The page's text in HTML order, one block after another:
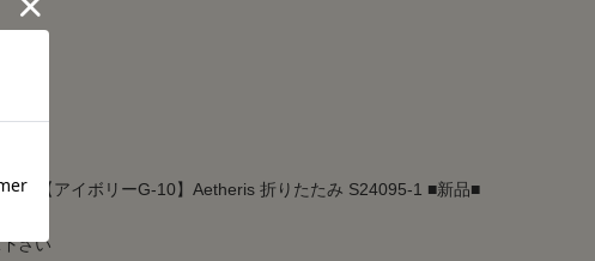
】【アイボリーG-10】Aetheris 折りたたみ S24095-1 ■新品■
さい